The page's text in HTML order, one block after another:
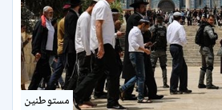
مستوطنين